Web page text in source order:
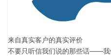
来自真实客户的真实评价
不要只听信我们说的那些话——我